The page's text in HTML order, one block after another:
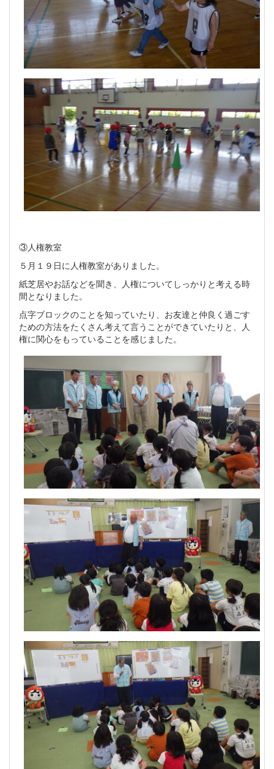
③人権教室
５月１９日に人権教室がありました。
紙芝居やお話などを聞き、人権についてしっかりと考える時
間となりました。
点字ブロックのことを知っていたり、お友達と仲良く過ごす
ための方法をたくさん考えて言うことができていたりと、人
権に関心をもっていることを感じました。